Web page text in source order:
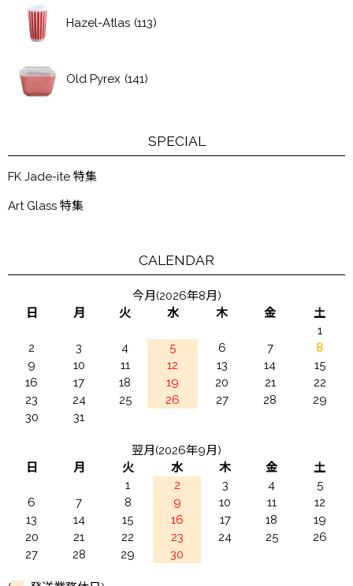
Hazel-Atlas (113)
Old Pyrex (141)
SPECIAL
FK Jade-ite 特集
Art Glass 特集
CALENDAR
今月(2026年8月)
日
月 火 水 木 金
土
1
2
3 4 5 6 7
8
9
10 11 12 13 14
15
16
17 18 19 20 21
22
23
24 25 26 27 28
29
30
31
翌月(2026年9月)
日
月 火 水 木 金
土
1
2 3 4
5
6
7 8 9 10 11
12
13
14 15 16 17 18
19
20
21 22 23 24 25
26
27
28 29 30